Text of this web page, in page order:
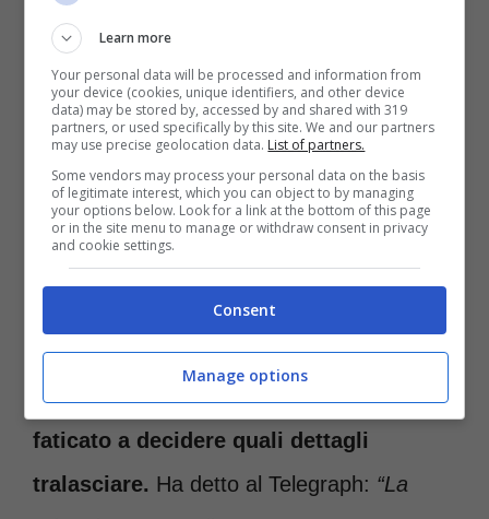
L’avvertimento del principe Harry a re Carlo e William
riguardo il nuovo libro (romanews.it)
Dopo molte telefonate con il suo
ghostwriter, il reale ha ammesso diaver
faticato a decidere quali dettagli
tralasciare. Ha detto al Telegraph: “La
Learn more
Your personal data will be processed and information from
your device (cookies, unique identifiers, and other device
data) may be stored by, accessed by and shared with 319
partners, or used specifically by this site. We and our partners
may use precise geolocation data. List of partners.
Some vendors may process your personal data on the basis
of legitimate interest, which you can object to by managing
your options below. Look for a link at the bottom of this page
or in the site menu to manage or withdraw consent in privacy
and cookie settings.
Consent
Manage options